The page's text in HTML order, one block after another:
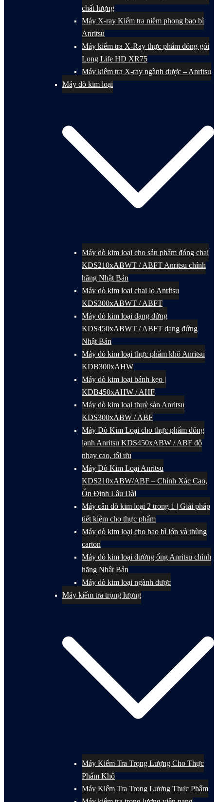
chất lượng
Máy X-ray Kiểm tra niêm phong bao bì
Anritsu
Máy kiểm tra X-Ray thực phẩm đóng gói
Long Life HD XR75
Máy kiểm tra X-ray ngành dược – Anritsu
Máy dò kim loại
Máy dò kim loại cho sản phẩm đóng chai
KDS210xABWT / ABFT Anritsu chính
hãng Nhật Bản
Máy dò kim loại chai lọ Anritsu
KDS300xABWT / ABFT
Máy dò kim loại dạng đứng
KDS450xABWT / ABFT dạng đứng
Nhật Bản
Máy dò kim loại thực phẩm khô Anritsu
KDB300xAHW
Máy dò kim loại bánh kẹo |
KDB450xAHW / AHF
Máy dò kim loại thuỷ sản Anritsu
KDS300xABW / ABF
Máy Dò Kim Loại cho thực phẩm đông
lạnh Anritsu KDS450xABW / ABF độ
nhạy cao, tối ưu
Máy Dò Kim Loại Anritsu
KDS210xABW/ABF – Chính Xác Cao,
Ổn Định Lâu Dài
Máy cân dò kim loại 2 trong 1 | Giải pháp
tiết kiệm cho thực phẩm
Máy dò kim loại cho bao bì lớn và thùng
carton
Máy dò kim loại đường ống Anritsu chính
hãng Nhật Bản
Máy dò kim loại ngành dược
Máy kiểm tra trọng lượng
Máy Kiểm Tra Trọng Lượng Cho Thực
Phẩm Khô
Máy Kiểm Tra Trọng Lượng Thực Phẩm